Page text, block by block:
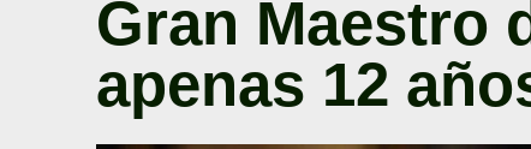
Gran Maestro
apenas 12